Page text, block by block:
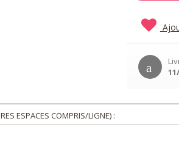
ESPACES COMPRIS/LIGNE) :